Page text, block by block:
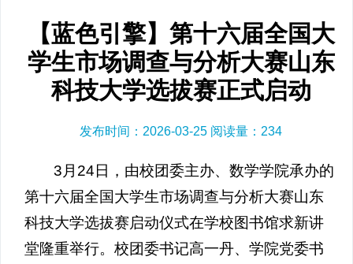
【蓝色引擎】第十六届全国大
学生市场调查与分析大赛山东
科技大学选拔赛正式启动
发布时间：2026-03-25 阅读量： 234
3月24日，由校团委主办、数学学院承办的
第十六届全国大学生市场调查与分析大赛山东
科技大学选拔赛启动仪式在学校图书馆求新讲
堂隆重举行。校团委书记高一丹、学院党委书